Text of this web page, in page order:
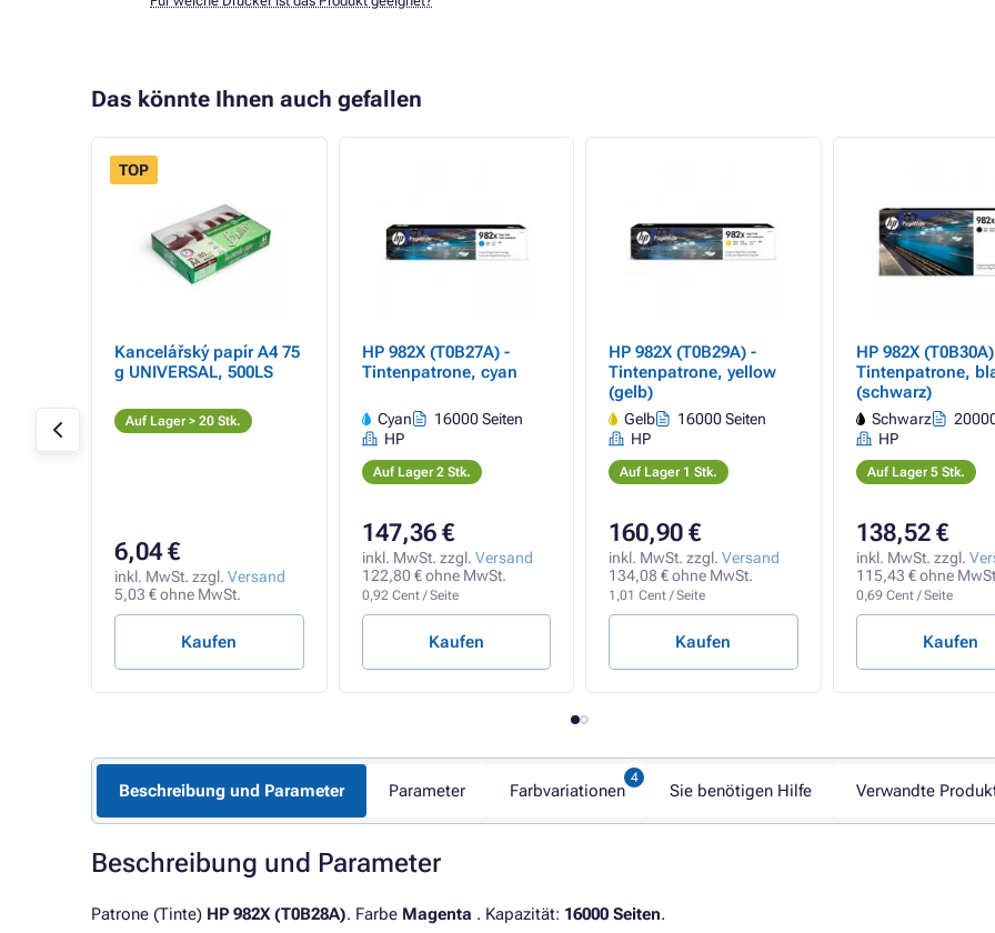
Das könnte Ihnen auch gefallen
TOP
Kancelářský papír A4 75
g UNIVERSAL, 500LS
Auf Lager > 20 Stk.
6,04 €
inkl. MwSt. zzgl. Versand
5,03 € ohne MwSt.
Kaufen
HP 982X (T0B27A) -
Tintenpatrone, cyan
Cyan
16000 Seiten
HP
Auf Lager 2 Stk.
147,36 €
inkl. MwSt. zzgl. Versand
122,80 € ohne MwSt.
0,92 Cent / Seite
Kaufen
HP 982X (T0B29A) -
Tintenpatrone, yellow
(gelb)
Gelb
16000 Seiten
HP
Auf Lager 1 Stk.
160,90 €
inkl. MwSt. zzgl. Versand
134,08 € ohne MwSt.
1,01 Cent / Seite
Kaufen
HP 982X
Tintenpatrone,
(schwarz)
Schwarz
HP
Auf Lager 5 Stk.
138,52 €
inkl. MwSt. zzgl.
115,43 € ohne
0,69 Cent / Seite
Kaufen
Beschreibung und Parameter Parameter Farbvariationen Sie benötigen Hilfe Verwandte
Beschreibung und Parameter
Patrone (Tinte) HP 982X (T0B28A). Farbe Magenta . Kapazität: 16000 Seiten.